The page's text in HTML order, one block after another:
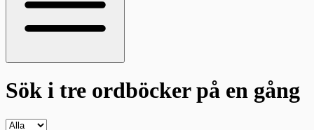
Sök i tre ordböckerpå en gång